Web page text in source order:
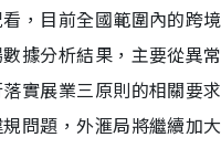
，目前全國範圍內的跨
據分析結果，主要從異
實展業三原則的相關要
問題，外滙局將繼續加